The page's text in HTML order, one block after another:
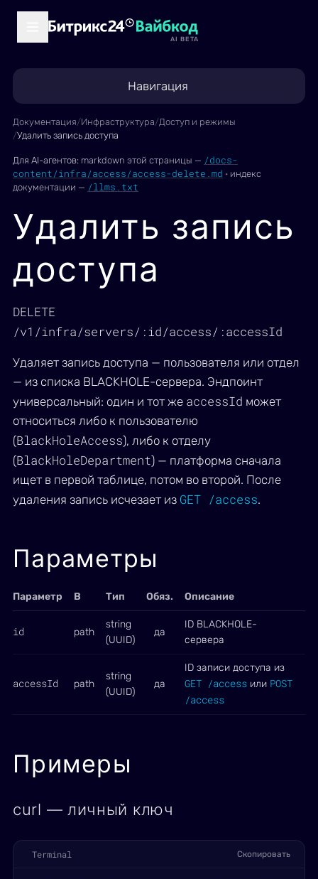
AI BETA
Навигация
Документация/Инфраструктура/Доступ и режимы
/Удалить запись доступа
Для AI-агентов: markdown этой страницы — /docs-
content/infra/access/access-delete.md · индекс
документации — /llms.txt
Удалить запись
доступа
DELETE
/v1/infra/servers/:id/access/:accessId
Удаляет запись доступа — пользователя или отдел
— из списка BLACKHOLE-сервера. Эндпоинт
универсальный: один и тот же accessId может
относиться либо к пользователю
(BlackHoleAccess), либо к отделу
(BlackHoleDepartment) — платформа сначала
ищет в первой таблице, потом во второй. После
удаления запись исчезает из GET /access.
Параметры
Параметр В Тип Обяз. Описание
id path
string
(UUID)
да
ID BLACKHOLE-
сервера
accessId path
string
(UUID)
да
ID записи доступа из
GET /access или POST
/access
Примеры
curl — личный ключ
Terminal Скопировать